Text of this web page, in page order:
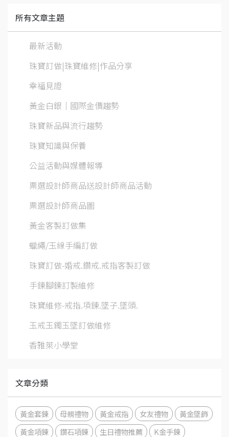
所有文章主題
最新活動
珠寶訂做|珠寶維修|作品分享
幸福見證
黃金白銀│國際金價趨勢
珠寶新品與流行趨勢
珠寶知識與保養
公益活動與媒體報導
票選設計師商品送設計師商品活動
票選設計師商品圖
黃金客製訂做集
蠟繩/玉線手編訂做
珠寶訂做-婚戒.鑽戒.戒指客製訂做
手鍊腳鍊訂製維修
珠寶維修-戒指.項鍊.墜子.墜頭.
玉戒玉鐲玉墜訂做維修
香雅萊小學堂
文章分類
黃金套鍊 母親禮物 黃金戒指 女友禮物
黃金墜飾
黃金項鍊
鑽石項鍊 生日禮物推薦 K金手鍊